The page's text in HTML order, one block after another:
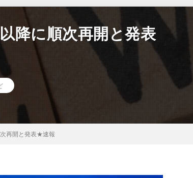
降に順次再開と発表
再開と発表★速報